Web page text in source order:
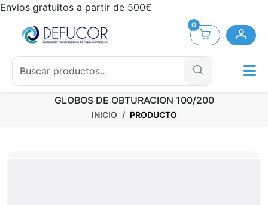
Envios gratuitos a partir de 500€
0
GLOBOS DE OBTURACION 100/200
INICIO PRODUCTO